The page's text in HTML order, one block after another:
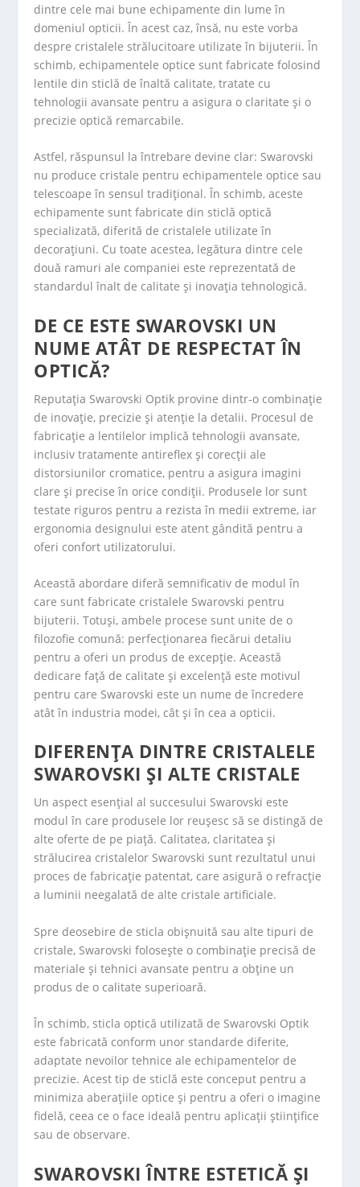
dintre cele mai bune echipamente din lume în
domeniul opticii. În acest caz, însă, nu este vorba
despre cristalele strălucitoare utilizate în bijuterii. În
schimb, echipamentele optice sunt fabricate folosind
lentile din sticlă de înaltă calitate, tratate cu
tehnologii avansate pentru a asigura o claritate și o
precizie optică remarcabile.
Astfel, răspunsul la întrebare devine clar: Swarovski
nu produce cristale pentru echipamentele optice sau
telescoape în sensul tradițional. În schimb, aceste
echipamente sunt fabricate din sticlă optică
specializată, diferită de cristalele utilizate în
decorațiuni. Cu toate acestea, legătura dintre cele
două ramuri ale companiei este reprezentată de
standardul înalt de calitate și inovația tehnologică.
DE CE ESTE SWAROVSKI UN
NUME ATÂT DE RESPECTAT ÎN
OPTICĂ?
Reputația Swarovski Optik provine dintr-o combinație
de inovație, precizie și atenție la detalii. Procesul de
fabricație a lentilelor implică tehnologii avansate,
inclusiv tratamente antireflex și corecții ale
distorsiunilor cromatice, pentru a asigura imagini
clare și precise în orice condiții. Produsele lor sunt
testate riguros pentru a rezista în medii extreme, iar
ergonomia designului este atent gândită pentru a
oferi confort utilizatorului.
Această abordare diferă semnificativ de modul în
care sunt fabricate cristalele Swarovski pentru
bijuterii. Totuși, ambele procese sunt unite de o
filozofie comună: perfecționarea fiecărui detaliu
pentru a oferi un produs de excepție. Această
dedicare față de calitate și excelență este motivul
pentru care Swarovski este un nume de încredere
atât în industria modei, cât și în cea a opticii.
DIFERENȚA DINTRE CRISTALELE
SWAROVSKI ȘI ALTE CRISTALE
Un aspect esențial al succesului Swarovski este
modul în care produsele lor reușesc să se distingă de
alte oferte de pe piață. Calitatea, claritatea și
strălucirea cristalelor Swarovski sunt rezultatul unui
proces de fabricație patentat, care asigură o refracție
a luminii neegalată de alte cristale artificiale.
Spre deosebire de sticla obișnuită sau alte tipuri de
cristale, Swarovski folosește o combinație precisă de
materiale și tehnici avansate pentru a obține un
produs de o calitate superioară.
În schimb, sticla optică utilizată de Swarovski Optik
este fabricată conform unor standarde diferite,
adaptate nevoilor tehnice ale echipamentelor de
precizie. Acest tip de sticlă este conceput pentru a
minimiza aberațiile optice și pentru a oferi o imagine
fidelă, ceea ce o face ideală pentru aplicații științifice
sau de observare.
SWAROVSKI ÎNTRE ESTETICĂ ȘI